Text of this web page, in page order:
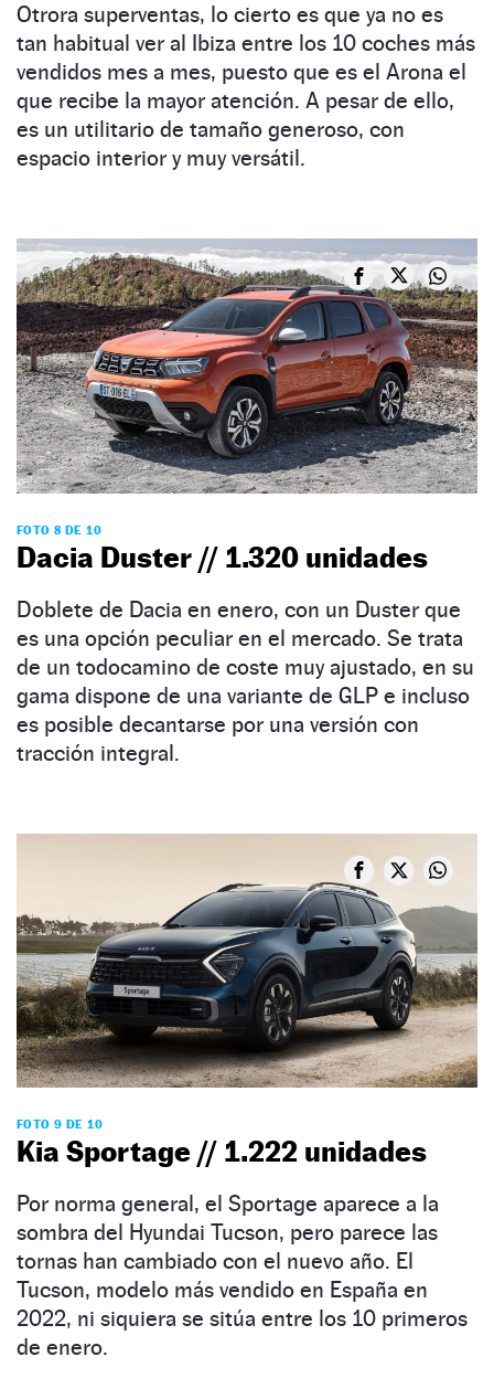
Otrora superventas, lo cierto es que ya no es
tan habitual ver al Ibiza entre los 10 coches más
vendidos mes a mes, puesto que es el Arona el
que recibe la mayor atención. A pesar de ello,
es un utilitario de tamaño generoso, con
espacio interior y muy versátil.
FOTO 8 DE 10
Dacia Duster // 1.320 unidades
Doblete de Dacia en enero, con un Duster que
es una opción peculiar en el mercado. Se trata
de un todocamino de coste muy ajustado, en su
gama dispone de una variante de GLP e incluso
es posible decantarse por una versión con
tracción integral.
FOTO 9 DE 10
Kia Sportage // 1.222 unidades
Por norma general, el Sportage aparece a la
sombra del Hyundai Tucson, pero parece las
tornas han cambiado con el nuevo año. El
Tucson, modelo más vendido en España en
2022, ni siquiera se sitúa entre los 10 primeros
de enero.